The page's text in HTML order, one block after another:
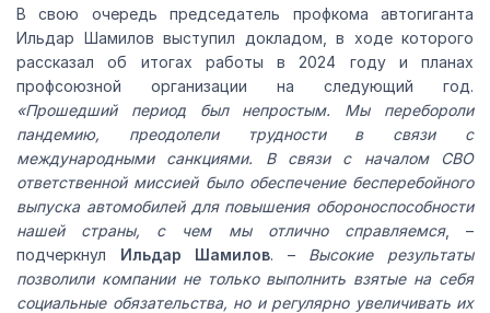
В свою очередь председатель профкома автогиганта
Ильдар Шамилов выступил докладом, в ходе которого
рассказал об итогах работы в 2024 году и планах
профсоюзной организации на следующий год.
«Прошедший период был непростым. Мы перебороли
пандемию, преодолели трудности в связи с
международными санкциями. В связи с началом СВО
ответственной миссией было обеспечение бесперебойного
выпуска автомобилей для повышения обороноспособности
нашей страны, с чем мы отлично справляемся, –
подчеркнул Ильдар Шамилов. – Высокие результаты
позволили компании не только выполнить взятые на себя
социальные обязательства, но и регулярно увеличивать их